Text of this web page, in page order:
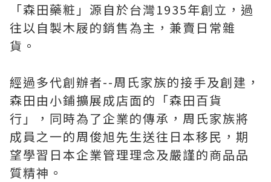
「森田藥粧」源自於台灣1935年創立，過
往以自製木屐的銷售為主，兼賣日常雜
貨。
經過多代創辦者--周氏家族的接手及創建，
森田由小鋪擴展成店面的「森田百貨
行」，同時為了企業的傳承，周氏家族將
成員之一的周俊旭先生送往日本移民，期
望學習日本企業管理理念及嚴謹的商品品
質精神。